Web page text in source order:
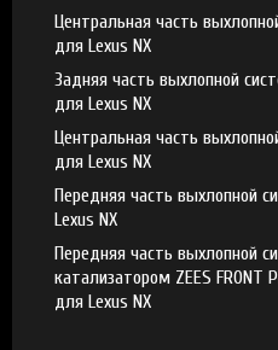
Центральная часть
для Lexus NX
Задняя часть выхлопной
для Lexus NX
Центральная часть
для Lexus NX
Передняя часть выхлопной
Lexus NX
Передняя часть выхлопной
катализатором ZEES FRONT
для Lexus NX